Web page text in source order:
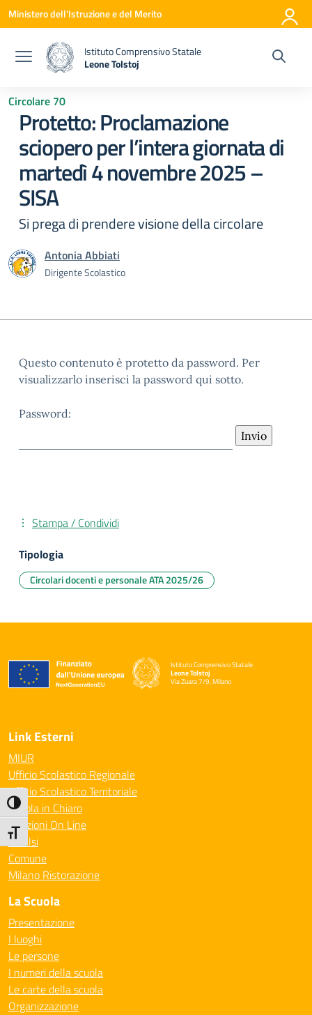
Attiva/disattiva alto contrasto
Attiva/disattiva dimensione testo
Vai ai contenuti
Vai al menu di navigazione
Vai al footer
Ministero dell'Istruzione e del Merito
Istituto Comprensivo Statale
Leone Tolstoj
Circolare 70
Protetto: Proclamazione
sciopero per l’intera giornata di
martedì 4 novembre 2025 –
SISA
Si prega di prendere visione della circolare
Antonia Abbiati
Dirigente Scolastico
Questo contenuto è protetto da password. Per
visualizzarlo inserisci la password qui sotto.
Password:
Stampa / Condividi
Tipologia
Circolari docenti e personale ATA 2025/26
Istituto Comprensivo Statale
Leone Tolstoj
Via Zuara 7/9, Milano
— Visita la pagina iniziale della scuola
Link Esterni
MIUR
Ufficio Scolastico Regionale
Ufficio Scolastico Territoriale
Scuola in Chiaro
Iscrizioni On Line
Invalsi
Comune
Milano Ristorazione
La Scuola
Presentazione
I luoghi
Le persone
I numeri della scuola
Le carte della scuola
Organizzazione